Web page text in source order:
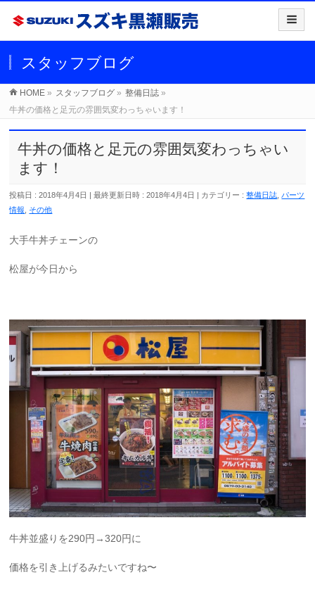
スタッフブログ
HOME » スタッフブログ » 整備日誌 »
牛丼の価格と足元の雰囲気変わっちゃいます！
牛丼の価格と足元の雰囲気変わっちゃい
ます！
投稿日 : 2018年4月4日 最終更新日時 : 2018年4月4日 カテゴリー :整備日誌 パーツ
情報
その他
大手牛丼チェーンの
松屋が今日から
牛丼並盛りを290円→320円に
価格を引き上げるみたいですね〜